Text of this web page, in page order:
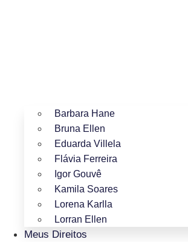
Barbara Hane
Bruna Ellen
Eduarda Villela
Flávia Ferreira
Igor Gouvê
Kamila Soares
Lorena Karlla
Lorran Ellen
Meus Direitos